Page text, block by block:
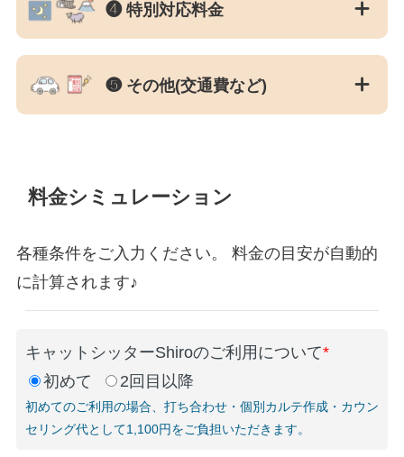
❹ 特別対応料金
❺ その他(交通費など)
料金シミュレーション
各種条件をご入力ください。 料金の目安が自動的
に計算されます♪
キャットシッターShiroのご利用について*
初めて
2回目以降
初めてのご利用の場合、打ち合わせ・個別カルテ作成・カウン
セリング代として1,100円をご負担いただきます。